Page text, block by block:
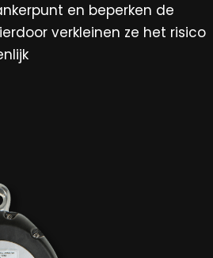
en beperken de
verkleinen ze het risico